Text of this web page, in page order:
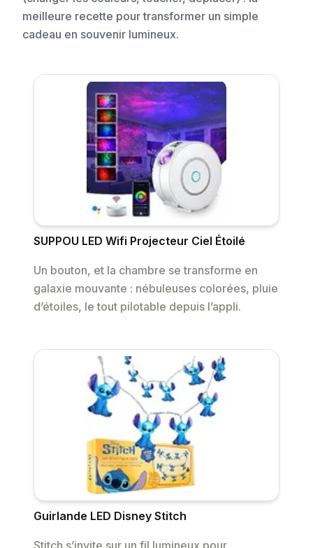
meilleure recette pour transformer un simple
cadeau en souvenir lumineux.
SUPPOU LED Wifi Projecteur Ciel Étoilé
Un bouton, et la chambre se transforme en
galaxie mouvante : nébuleuses colorées, pluie
d’étoiles, le tout pilotable depuis l’appli.
Guirlande LED Disney Stitch